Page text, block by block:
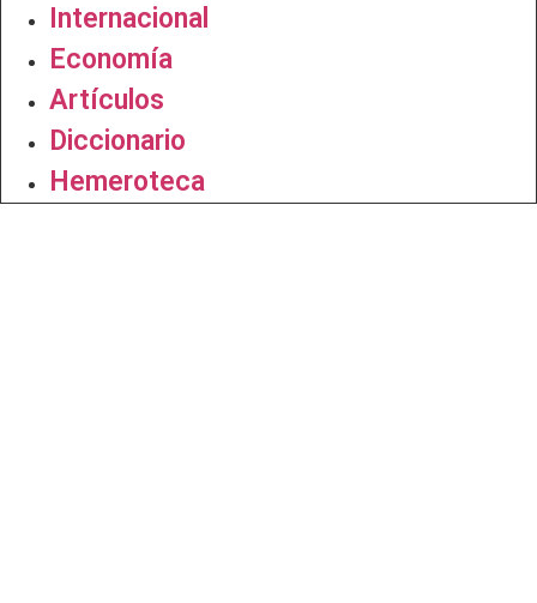
Internacional
Economía
Artículos
Diccionario
Hemeroteca